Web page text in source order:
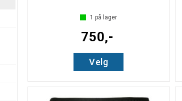
1 på lager
750,-
Velg